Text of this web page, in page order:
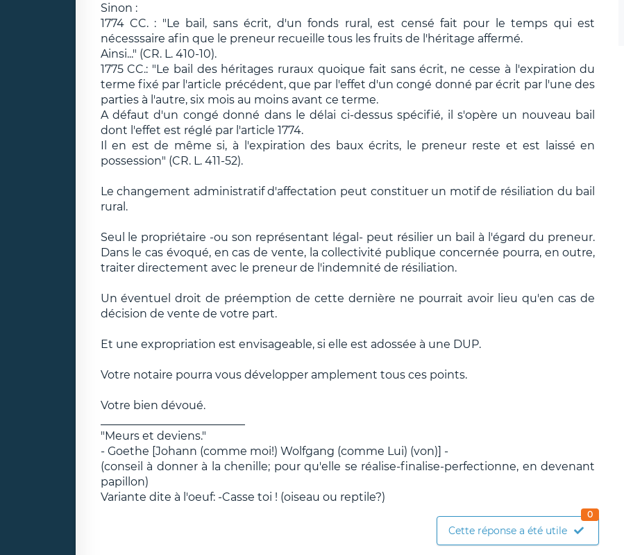
Sinon :
1774 CC. : "Le bail, sans écrit, d'un fonds rural, est censé fait pour le temps qui est
nécesssaire afin que le preneur recueille tous les fruits de l'héritage affermé.
Ainsi..." (CR. L. 410-10).
1775 CC.: "Le bail des héritages ruraux quoique fait sans écrit, ne cesse à l'expiration du
terme fixé par l'article précédent, que par l'effet d'un congé donné par écrit par l'une des
parties à l'autre, six mois au moins avant ce terme.
A défaut d'un congé donné dans le délai ci-dessus spécifié, il s'opère un nouveau bail
dont l'effet est réglé par l'article 1774.
Il en est de même si, à l'expiration des baux écrits, le preneur reste et est laissé en
possession" (CR. L. 411-52).
Le changement administratif d'affectation peut constituer un motif de résiliation du bail
rural.
Seul le propriétaire -ou son représentant légal- peut résilier un bail à l'égard du preneur.
Dans le cas évoqué, en cas de vente, la collectivité publique concernée pourra, en outre,
traiter directement avec le preneur de l'indemnité de résiliation.
Un éventuel droit de préemption de cette dernière ne pourrait avoir lieu qu'en cas de
décision de vente de votre part.
Et une expropriation est envisageable, si elle est adossée à une DUP.
Votre notaire pourra vous développer amplement tous ces points.
Votre bien dévoué.
"Meurs et deviens."
- Goethe [Johann (comme moi!) Wolfgang (comme Lui) (von)] -
(conseil à donner à la chenille; pour qu'elle se réalise-finalise-perfectionne, en devenant
papillon)
Variante dite à l'oeuf: -Casse toi ! (oiseau ou reptile?)
Cette réponse a été utile
0